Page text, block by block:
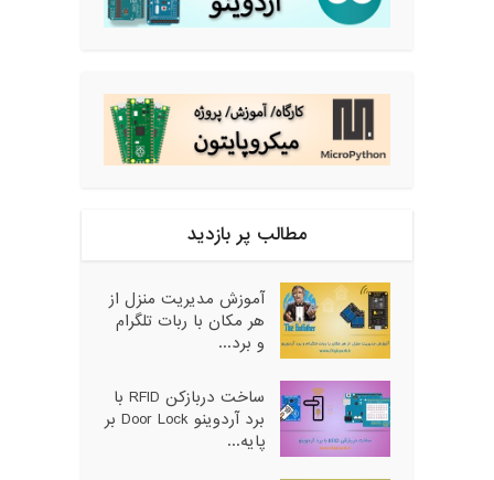
مطالب پر بازدید
آموزش مدیریت منزل از
هر مکان با ربات تلگرام
و برد...
ساخت دربازکن RFID با
برد آردوینو Door Lock بر
پایه...